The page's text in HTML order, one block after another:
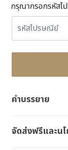
กรุณากรอกรหัสไ
คำบรรยาย
จัดส่งฟรีและน